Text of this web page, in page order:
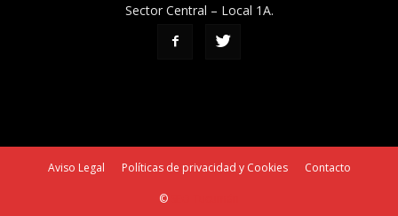
Sector Central – Local 1A.
Aviso Legal Políticas de privacidad y Cookies Contacto
©